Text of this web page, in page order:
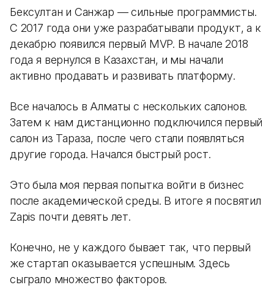
Бексултан и Санжар — сильные программисты.
С 2017 года они уже разрабатывали продукт, а к
декабрю появился первый MVP. В начале 2018
года я вернулся в Казахстан, и мы начали
активно продавать и развивать платформу.
Все началось в Алматы с нескольких салонов.
Затем к нам дистанционно подключился первый
салон из Тараза, после чего стали появляться
другие города. Начался быстрый рост.
Это была моя первая попытка войти в бизнес
после академической среды. В итоге я посвятил
Zapis почти девять лет.
Конечно, не у каждого бывает так, что первый
же стартап оказывается успешным. Здесь
сыграло множество факторов.